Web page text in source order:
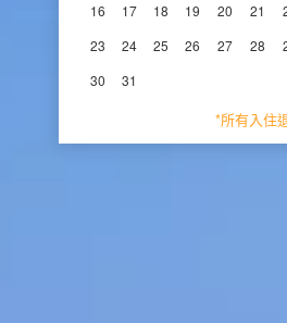
16
17 18 19 20 21
23
24 25 26 27 28
30
31
*所有入住